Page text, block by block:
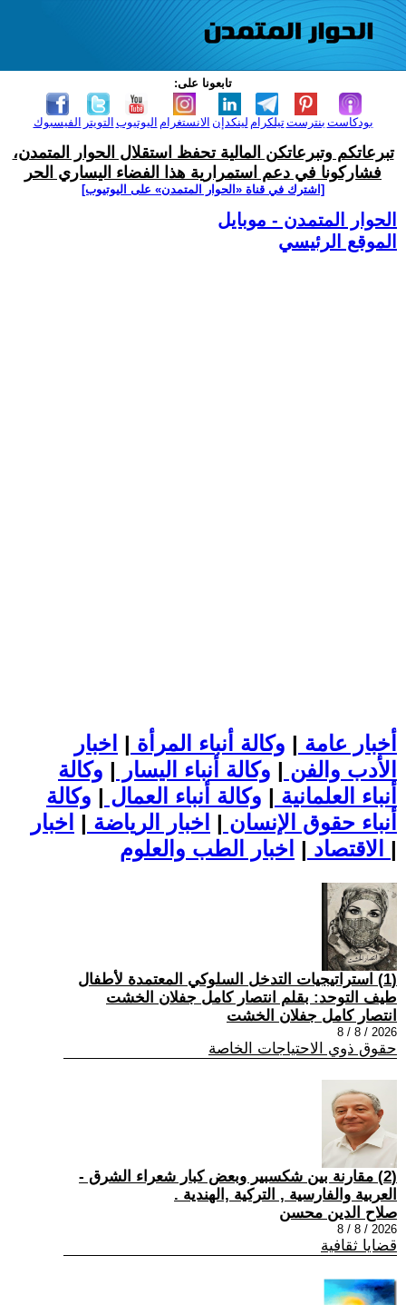
تابعونا على:
الفيسبوك التويتر اليوتيوب الانستغرام لينكدإن تيلكرامبنترست بودكاست
تبرعاتكم وتبرعاتكن المالية تحفظ استقلال الحوار المتمدن،
فشاركونا في دعم استمرارية هذا الفضاء اليساري الحر
[اشترك في قناة ‫«الحوار المتمدن» على اليوتيوب]
الحوار المتمدن - موبايل
الموقع الرئيسي
أخبار عامة | وكالة أنباء المرأة | اخبار
الأدب والفن | وكالة أنباء اليسار | وكالة
أنباء العلمانية | وكالة أنباء العمال | وكالة
أنباء حقوق الإنسان | اخبار الرياضة | اخبار
الاقتصاد | |
(1) استراتيجيات التدخل السلوكي المعتمدة لأطفال
طيف التوحد: بقلم انتصار كامل جفلان الخشت
انتصار كامل جفلان الخشت
2026 / 8 / 8
حقوق ذوي الاحتياجات الخاصة
(2) مقارنة بين شكسبير وبعض كبار شعراء الشرق -
العربية والفارسية , التركية ,الهندية .
صلاح الدين محسن
2026 / 8 / 8
قضايا ثقافية